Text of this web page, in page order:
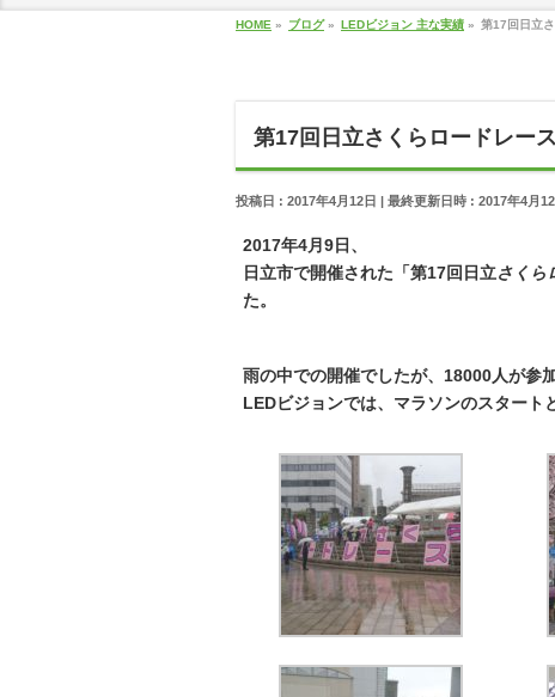
HOME » ブログ» LEDビジョン 主な実績 » 第17回日立
第17回日立さくらロードレース
投稿日 : 2017年4月12日 最終更新日時 : 2017年4月12
2017年4月9日、
日立市で開催された「第17回日立さくら
た。
雨の中での開催でしたが、18000人が参
LEDビジョンでは、マラソンのスタート